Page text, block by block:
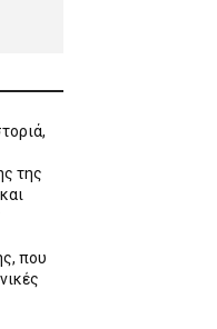
της
που